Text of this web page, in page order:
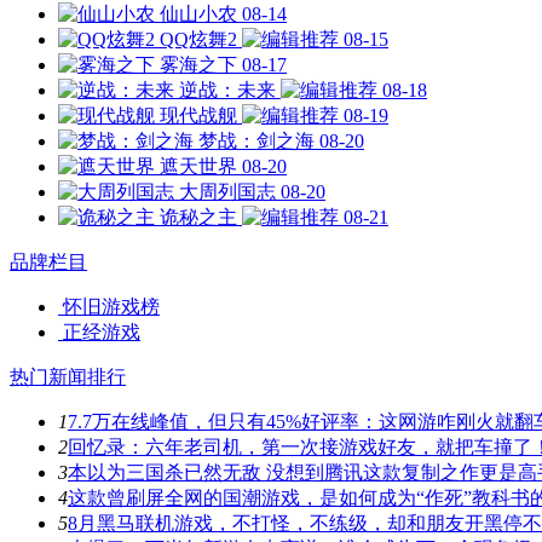
仙山小农 08-14
QQ炫舞2
08-15
雾海之下 08-17
逆战：未来
08-18
现代战舰
08-19
梦战：剑之海 08-20
遮天世界 08-20
大周列国志 08-20
诡秘之主
08-21
品牌栏目
怀旧游戏榜
正经游戏
热门新闻排行
17.7万在线峰值，但只有45%好评率：这网游咋刚火就翻
2回忆录：六年老司机，第一次接游戏好友，就把车撞了！
3本以为三国杀已然无敌 没想到腾讯这款复制之作更是高
4这款曾刷屏全网的国潮游戏，是如何成为“作死”教科书
58月黑马联机游戏，不打怪，不练级，却和朋友开黑停